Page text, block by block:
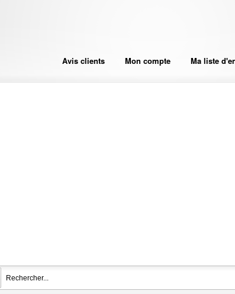
Avis clients Mon compte Ma liste